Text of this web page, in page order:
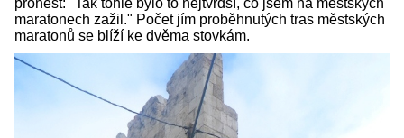
pronést: "Tak tohle bylo to nejtvrdší, co jsem na městských
maratonech zažil." Počet jím proběhnutých tras městských
maratonů se blíží ke dvěma stovkám.